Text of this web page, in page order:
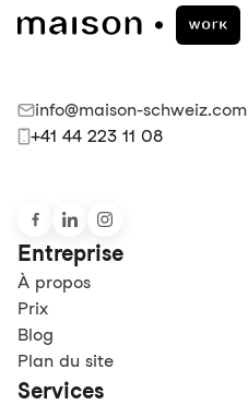
info@maison-schweiz.com
+41 44 223 11 08
Entreprise
À propos
Prix
Blog
Plan du site
Services